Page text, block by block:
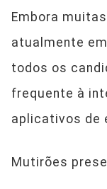
Embora
atualmente
todos os
frequente à
aplicativos de
Mutirões